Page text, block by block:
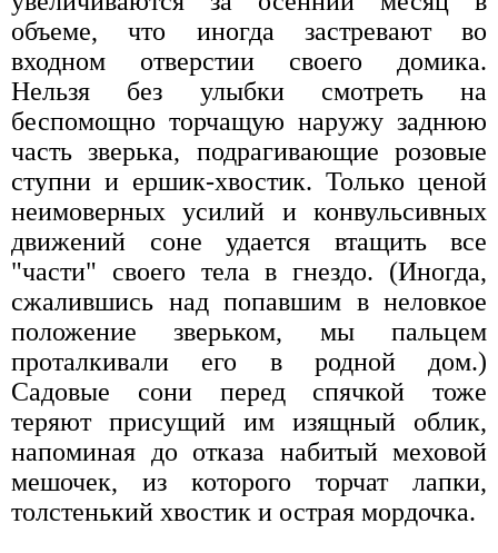
объеме, что иногда застревают во
входном отверстии своего домика.
Нельзя без улыбки смотреть на
беспомощно торчащую наружу заднюю
часть зверька, подрагивающие розовые
ступни и ершик-хвостик. Только ценой
неимоверных усилий и конвульсивных
движений соне удается втащить все
"части" своего тела в гнездо. (Иногда,
сжалившись над попавшим в неловкое
положение зверьком, мы пальцем
проталкивали его в родной дом.)
Садовые сони перед спячкой тоже
теряют присущий им изящный облик,
напоминая до отказа набитый меховой
мешочек, из которого торчат лапки,
толстенький хвостик и острая мордочка.